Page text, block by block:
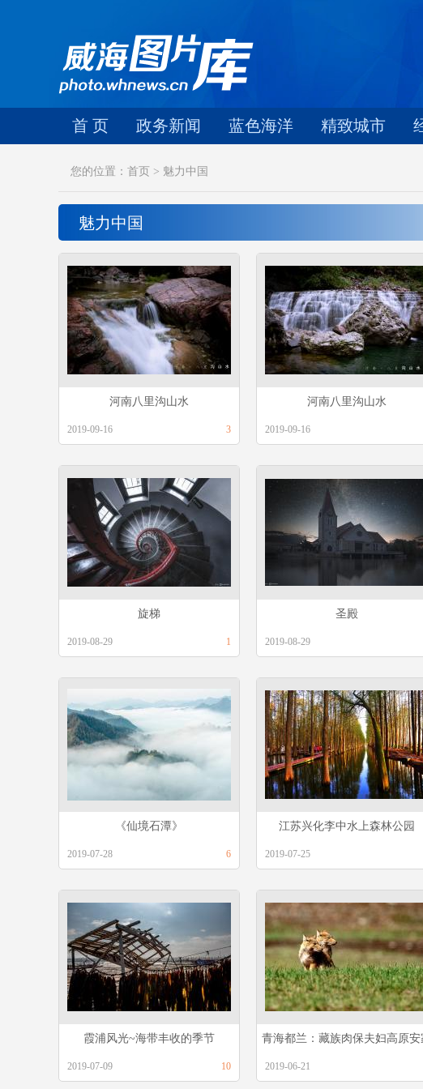
首 页 政务新闻 蓝色海洋 精致城市
您的位置：首页 > 魅力中国
魅力中国
河南八里沟山水
2019-09-16 3
河南八里沟山水
2019-09-16
旋梯
2019-08-29 1
圣殿
2019-08-29
《仙境石潭》
2019-07-28 6
江苏兴化李中水上森林公园
2019-07-25
霞浦风光~海带丰收的季节
2019-07-09 10
青海都兰：藏族肉保夫妇高原安
守护野生动物又添新宠
2019-06-21